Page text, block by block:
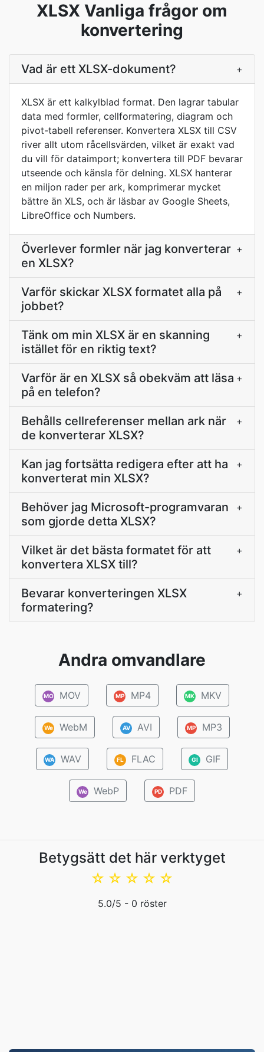
XLSX Vanliga frågor om
konvertering
Vad är ett XLSX-dokument? +
XLSX är ett kalkylblad format. Den lagrar tabular
data med formler, cellformatering, diagram och
pivot-tabell referenser. Konvertera XLSX till CSV
river allt utom råcellsvärden, vilket är exakt vad
du vill för dataimport; konvertera till PDF bevarar
utseende och känsla för delning. XLSX hanterar
en miljon rader per ark, komprimerar mycket
bättre än XLS, och är läsbar av Google Sheets,
LibreOffice och Numbers.
Överlever formler när jag konverterar
en XLSX?
+
Varför skickar XLSX formatet alla på
jobbet?
+
Tänk om min XLSX är en skanning
istället för en riktig text?
+
Varför är en XLSX så obekväm att läsa
på en telefon?
+
Behålls cellreferenser mellan ark när
de konverterar XLSX?
+
Kan jag fortsätta redigera efter att ha
konverterat min XLSX?
+
Behöver jag Microsoft-programvaran
som gjorde detta XLSX?
+
Vilket är det bästa formatet för att
konvertera XLSX till?
+
Bevarar konverteringen XLSX
formatering?
+
Andra omvandlare
MO MOV MP MP4 MK MKV
We WebM AV AVI MP MP3
WA WAV FL FLAC GI GIF
We WebP PD PDF
Betygsätt det här verktyget
☆
☆
☆
☆
☆
5.0/5 - 0 röster